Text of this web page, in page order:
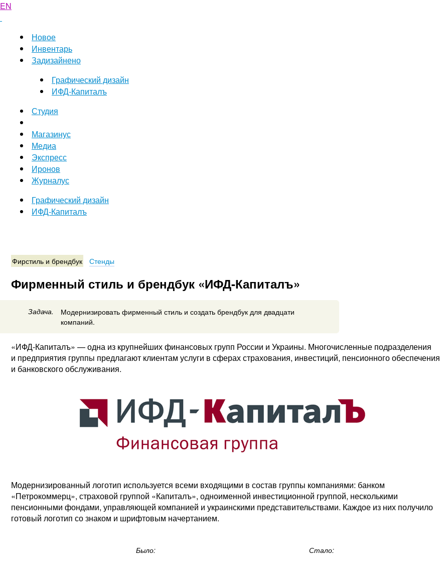
EN
Новое
Инвентарь
Задизайнено
Графический дизайн
ИФД-Капиталъ
Студия
Магазинус
Медиа
Экспресс
Иронов
Журналус
Графический дизайн
ИФД-Капиталъ
Фирстиль и брендбук Стенды
Фирменный стиль и брендбук «ИФД-Капиталъ»
Задача.
Модернизировать фирменный стиль и создать брендбук для двадцати
компаний.
«ИФД-Капиталъ» — одна из крупнейших финансовых групп России и Украины. Многочисленные подразделения
и предприятия группы предлагают клиентам услуги в сферах страхования, инвестиций, пенсионного обеспечения
и банковского обслуживания.
Модернизированный логотип используется всеми входящими в состав группы компаниями: банком
«Петрокоммерц», страховой группой «Капиталъ», одноименной инвестиционной группой, несколькими
пенсионными фондами, управляющей компанией и украинскими представительствами. Каждое из них получило
готовый логотип со знаком и шрифтовым начертанием.
Было: Стало: